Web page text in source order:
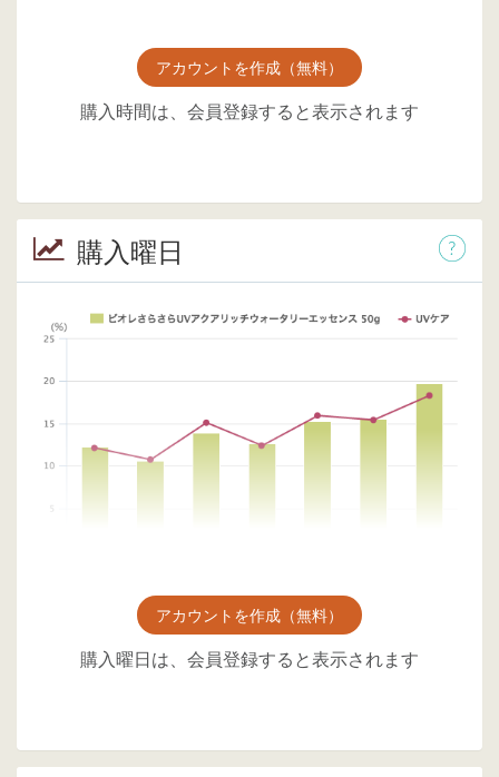
アカウントを作成（無料）
購入時間は、会員登録すると表示されます
購入曜日
アカウントを作成（無料）
購入曜日は、会員登録すると表示されます